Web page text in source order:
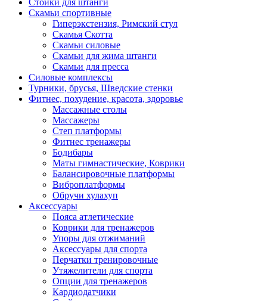
Скамьи спортивные
Гиперэкстензия, Римский стул
Скамья Скотта
Скамьи силовые
Скамьи для жима штанги
Скамьи для пресса
Силовые комплексы
Турники, брусья, Шведские стенки
Фитнес, похудение, красота, здоровье
Массажные столы
Массажеры
Степ платформы
Фитнес тренажеры
Бодибары
Маты гимнастические, Коврики
Балансировочные платформы
Виброплатформы
Обручи хулахуп
Аксессуары
Пояса атлетические
Коврики для тренажеров
Упоры для отжиманий
Аксессуары для спорта
Перчатки тренировочные
Утяжелители для спорта
Опции для тренажеров
Кардиодатчики